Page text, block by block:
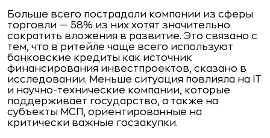
Больше всего пострадали компании из сферы
торговли — 58% из них хотят значительно
сократить вложения в развитие. Это связано с
тем, что в ритейле чаще всего используют
банковские кредиты как источник
финансирования инвестпроектов, сказано в
исследовании. Меньше ситуация повлияла на IT
и научно-технические компании, которые
поддерживает государство, а также на
субъекты МСП, ориентированные на
критически важные госзакупки.